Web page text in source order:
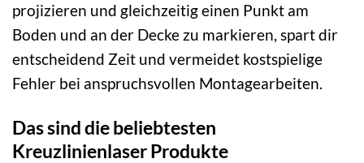
projizieren und gleichzeitig einen Punkt am
Boden und an der Decke zu markieren, spart dir
entscheidend Zeit und vermeidet kostspielige
Fehler bei anspruchsvollen Montagearbeiten.
Das sind die beliebtesten
Kreuzlinienlaser Produkte